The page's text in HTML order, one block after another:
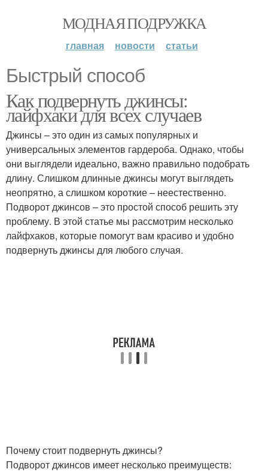
МОДНАЯ ПОДРУЖКА
главная новости статьи
Быстрый способ
Как подвернуть джинсы:
лайфхаки для всех случаев
Джинсы – это один из самых популярных и
универсальных элементов гардероба. Однако, чтобы
они выглядели идеально, важно правильно подобрать
длину. Слишком длинные джинсы могут выглядеть
неопрятно, а слишком короткие – неестественно.
Подворот джинсов – это простой способ решить эту
проблему. В этой статье мы рассмотрим несколько
лайфхаков, которые помогут вам красиво и удобно
подвернуть джинсы для любого случая.
Почему стоит подвернуть джинсы?
Подворот джинсов имеет несколько преимуществ: